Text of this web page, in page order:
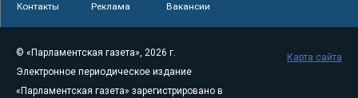
Контакты Реклама Вакансии
© «Парламентская газета», 2026 г.
Электронное периодическое издание
«Парламентская газета» зарегистрировано в
Карта сайта